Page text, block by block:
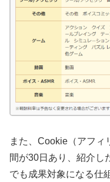
また、Cookie（アフィ
間が30日あり、紹介し
でも成果対象になる仕